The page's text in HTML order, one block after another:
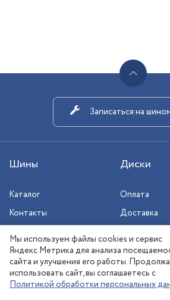
Шины Диски
Каталог
Контакты
Оплата
Доставка
Сезонное
Записаться на
Новосибирск:
Мы используем файлы cookies и сервис
Яндекс.Метрика для анализа
сайта и улучшения его работы.
использовать сайт, вы соглашаетесь с
Политикой обработки персональных